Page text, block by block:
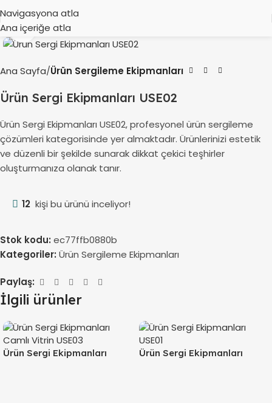
Navigasyona atla
Ana içeriğe atlaBüyütmek için tıklayın
Ana Sayfa Ürün Sergileme Ekipmanları
Ürün Sergi Ekipmanları USE02
Ürün Sergi Ekipmanları USE02, profesyonel ürün sergileme
çözümleri kategorisinde yer almaktadır. Ürünlerinizi estetik
ve düzenli bir şekilde sunarak dikkat çekici teşhirler
oluşturmanıza olanak tanır.
12 kişi bu ürünü inceliyor!
Stok kodu: ec77ffb0880b
Kategoriler: Ürün Sergileme Ekipmanları
Paylaş:
İlgili ürünler
Ürün Sergi Ekipmanları
Ürün Sergi Ekipmanları